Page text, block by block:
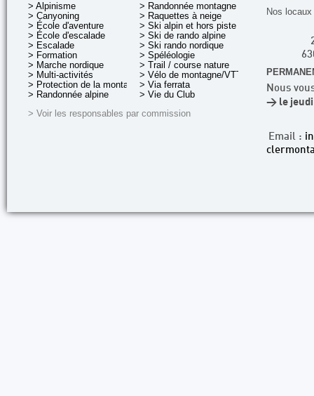
> Alpinisme
> Canyoning
> École d'aventure
> École d'escalade
> Escalade
> Formation
> Marche nordique
> Multi-activités
> Protection de la montagne
> Randonnée alpine
> Randonnée montagne
> Raquettes à neige
> Ski alpin et hors piste
> Ski de rando alpine
> Ski rando nordique
> Spéléologie
> Trail / course nature
> Vélo de montagne/VTT
> Via ferrata
> Vie du Club
> Voir les responsables par commission
Nos
Nous
> le jeudi
Email :